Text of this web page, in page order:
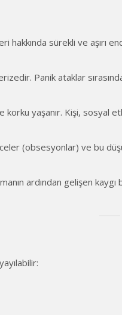
hakkında sürekli ve aşırı
Panik ataklar
korku yaşanır. Kişi,
(obsesyonlar) ve bu
ardından gelişen